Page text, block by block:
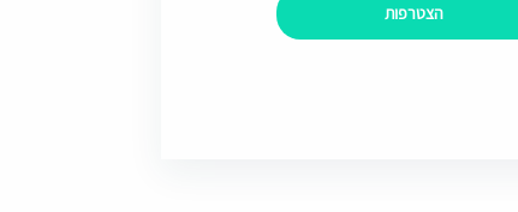
הצטרפות